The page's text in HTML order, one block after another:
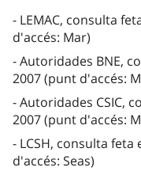
LEMAC, consulta
d'accés: Mar)
Autoridades BNE,
2007 (punt d'accés:
Autoridades CSIC,
2007 (punt d'accés:
LCSH, consulta
d'accés: Seas)